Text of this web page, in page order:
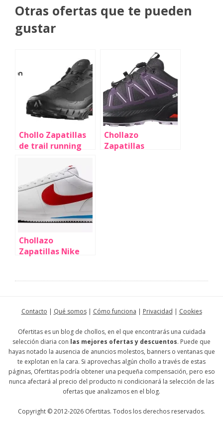
Otras ofertas que te pueden
gustar
Chollo Zapatillas
de trail running
Alphacross 5 para
hombre por sólo
76,47€ con envío
gratis (-40%)
Chollazo
Zapatillas
Chollazo
Zapatillas Nike
49,99€ con envío
descuento)
Contacto | Qué somos| Cómo funciona | Privacidad | Cookies
Ofertitas es un blog de chollos, en el que encontrarás una cuidada
selección diaria con las mejores ofertas y descuentos. Puede que
hayas notado la ausencia de anuncios molestos, banners o ventanas que
te explotan en la cara. Si aprovechas algún chollo a través de estas
páginas, Ofertitas podría obtener una pequeña compensación, pero eso
nunca afectará al precio del producto ni condicionará la selección de las
ofertas que analizamos en el blog.
Copyright © 2012-2026 Ofertitas. Todos los derechos reservados.